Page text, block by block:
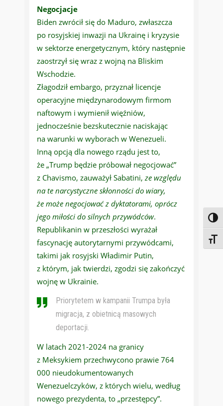
Negocjacje
Biden zwrócił się do Maduro, zwłaszcza
po rosyjskiej inwazji na Ukrainę i kryzysie
w sektorze energetycznym, który następnie
zaostrzył się wraz z wojną na Bliskim
Wschodzie.
Złagodził embargo, przyznał licencje
operacyjne międzynarodowym firmom
naftowym i wymienił więźniów,
jednocześnie bezskutecznie naciskając
na warunki w wyborach w Wenezueli.
Inną opcją dla nowego rządu jest to,
że „Trump będzie próbował negocjować”
z Chavismo, zauważył Sabatini,ze względu
na te narcystyczne skłonności do wiary,
że może negocjować z dyktatorami, oprócz
jego miłości do silnych przywódców.
Republikanin w przeszłości wyrażał
fascynację autorytarnymi przywódcami,
takimi jak rosyjski Władimir Putin,
z którym, jak twierdzi, zgodzi się zakończyć
wojnę w Ukrainie.
Priorytetem w kampanii Trumpa była
migracja, z obietnicą masowych
deportacji.
W latach 2021-2024 na granicy
z Meksykiem przechwycono prawie 764
000 nieudokumentowanych
Wenezuelczyków, z których wielu, według
nowego prezydenta, to „przestępcy”.